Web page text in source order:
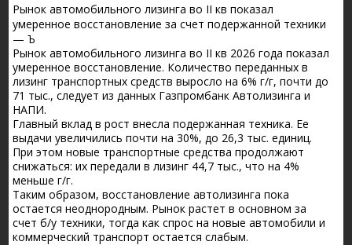
Рынок автомобильного лизинга во II кв показал
умеренное восстановление за счет подержанной техники
— Ъ
Рынок автомобильного лизинга во II кв 2026 года показал
умеренное восстановление. Количество переданных в
лизинг транспортных средств выросло на 6% г/г, почти до
71 тыс., следует из данных Газпромбанк Автолизинга и
НАПИ.
Главный вклад в рост внесла подержанная техника. Ее
выдачи увеличились почти на 30%, до 26,3 тыс. единиц.
При этом новые транспортные средства продолжают
снижаться: их передали в лизинг 44,7 тыс., что на 4%
меньше г/г.
Таким образом, восстановление автолизинга пока
остается неоднородным. Рынок растет в основном за
счет б/у техники, тогда как спрос на новые автомобили и
коммерческий транспорт остается слабым.